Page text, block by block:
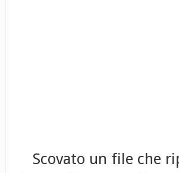
Scovato un file che